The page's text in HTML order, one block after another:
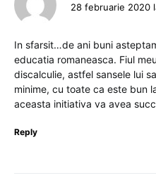
28 februarie 2020
In sfarsit…de ani buni
educatia romaneasca. Fiul
discalculie, astfel sansele lui
minime, cu toate ca este bun
aceasta initiativa va avea
Reply